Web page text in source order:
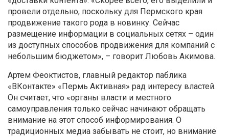
провели отдельно, поскольку для Пермского края
продвижение такого рода в новинку. Сейчас
размещение информации в социальных сетях – один
из доступных способов продвижения для компаний с
небольшим бюджетом», – говорит Любовь Акимова.
Артем Феоктистов, главный редактор паблика
«ВКонтакте» «Пермь Активная» рад интересу властей.
Он считает, что «органы власти и местного
самоуправления только сейчас начинают обращать
внимание на этот способ информирования. О
традиционных медиа забывать не стоит, но внимание